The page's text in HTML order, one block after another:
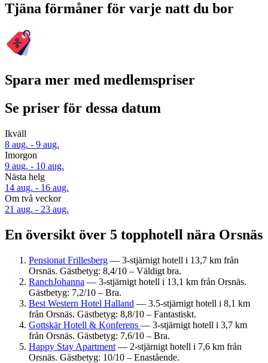
Tjäna förmåner för varje natt du bor
Spara mer med medlemspriser
Se priser för dessa datum
Ikväll
8 aug. - 9 aug.
Imorgon
9 aug. - 10 aug.
Nästa helg
14 aug. - 16 aug.
Om två veckor
21 aug. - 23 aug.
En översikt över 5 topphotell nära Orsnäs
Pensionat Frillesberg — 3-stjärnigt hotell i 13,7 km från
Orsnäs. Gästbetyg: 8,4/10 – Väldigt bra.
RanchJohanna — 3-stjärnigt hotell i 13,1 km från Orsnäs.
Gästbetyg: 7,2/10 – Bra.
Best Western Hotel Halland — 3.5-stjärnigt hotell i 8,1 km
från Orsnäs. Gästbetyg: 8,8/10 – Fantastiskt.
Gottskär Hotell & Konferens — 3-stjärnigt hotell i 3,7 km
från Orsnäs. Gästbetyg: 7,6/10 – Bra.
Happy Stay Apartment — 2-stjärnigt hotell i 7,6 km från
Orsnäs. Gästbetyg: 10/10 – Enastående.